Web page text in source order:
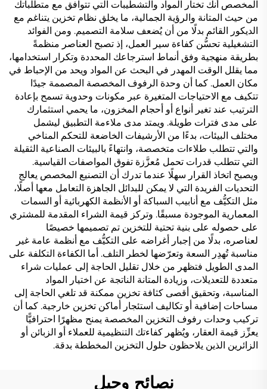
المخصص أنك تختار المواد والتشطيبات التي تتوافق مع متطلباتك
من حيث المتانة والرؤية الجمالية، ما يخلق نظام تخزين يتناغم مع
الديكور القائم بدلًا من أن يُضعف سلامة التصميم. ومن الفوائد
التشغيلية تحسُّن كفاءة سير العمل، إذ تصبح العناصر منظمةً
بطريقة منهجية وفق أنماط استرجاعك المحددة وتكرار استخدامها،
مما يقلل الوقت المهدر في البحث عن المواد ويحد من الإحباط في
مكان العمل. كما أن وحدة الرفوف المخصصة المصممة جيدًا
تتكيف مع الاحتياجات المتغيرة عبر مكونات وحدوية تسمح بإعادة
الترتيب عند تغير أنواع أو أحجام المخزون، ما يحمي استثمارك
على مدى فترات طويلة. ويمتد مدى ملاءمة التطبيق ليشمل
مختلف البيئات، بدءًا من الأرشيفات الخاضعة للتحكم المناخي
والتي تتطلب طلاءات متخصصة، وانتهاءً بالبيئات الصناعية الثقيلة
التي تتطلب قدرات تحمل مُعزَّزة تفوق المواصفات القياسية.
ويصبح اتخاذ القرار سهلًا عندما تدرك أن التصنيع المخصص يعالج
التحديات الفريدة التي لا يمكن للبدائل الجاهزة التعامل معها أصلًا،
مثل التكيُّف مع أنابيب السباكة أو الأنظمة الكهربائية أو السمات
المعمارية الموجودة مسبقًا. وتركز قيمة الشراء المقدمة للمشتري
على حصوله على بنية تحتية للتخزين تم تصميمها خصيصًا
لعناصره، بدلًا من إجبار أغراضه على التكيُّف مع أنظمة عامة غير
مناسبة تُهدِر السعة وتعرّضها لخطر التلف. أما الكفاءة التكلفة على
المدى الطويل فتظهر من خلال تقليل الحاجة إلى عمليات شراء
متعددة للتعديلات، وزيادة المتانة الناتجة عن اختيار المواد
المناسبة، وتحقيق أقصى كثافة تخزين ممكنة قد تلغي الحاجة إلى
مساحات إضافية أو تكاليف استئجار أماكن تخزين خارجية. كما أن
تركيب وحدات رفوف التخزين المخصصة يمنح مظهرًا احترافيًّا
يعزِّز قيمة العقار، ويُظهر كفاءتك التنظيمية للعملاء أو الزبائن أو
الزائرين الذين يلاحظون حلول التخزين المخططة بدقة.
نصائح وحيل